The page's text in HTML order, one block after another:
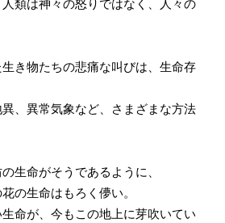
類は神々の怒りではなく、人々の
き物たちの悲痛な叫びは、生命存
、異常気象など、さまざまな方法
生命がそうであるように、
の生命はもろく儚い。
命が、今もこの地上に芽吹いてい